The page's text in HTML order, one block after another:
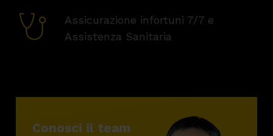
Assicurazione infortuni 7/7 e
Assistenza Sanitaria
Conosci il team